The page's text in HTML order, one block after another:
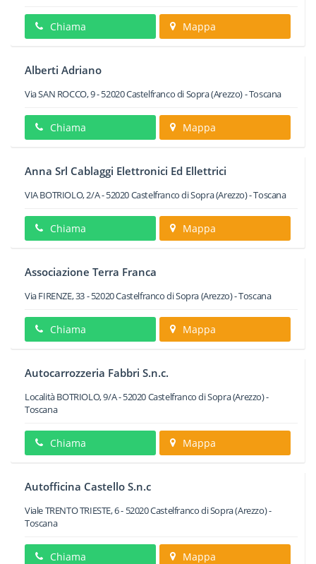
Chiama Mappa
Alberti Adriano
Via SAN ROCCO, 9-52020Castelfranco di Sopra(Arezzo) -Toscana
Chiama Mappa
Anna Srl Cablaggi Elettronici Ed Ellettrici
VIA BOTRIOLO, 2/A-52020Castelfranco di Sopra(Arezzo) -Toscana
Chiama Mappa
Associazione Terra Franca
Via FIRENZE, 33-52020Castelfranco di Sopra(Arezzo) -Toscana
Chiama Mappa
Autocarrozzeria Fabbri S.n.c.
Località BOTRIOLO, 9/A-52020Castelfranco di Sopra(Arezzo) -
Toscana
Chiama Mappa
Autofficina Castello S.n.c
Viale TRENTO TRIESTE, 6- 52020Castelfranco di Sopra(Arezzo) -
Toscana
Chiama Mappa